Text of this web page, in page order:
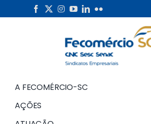
to
A FECOMÉRCIO-SC
AÇÕES